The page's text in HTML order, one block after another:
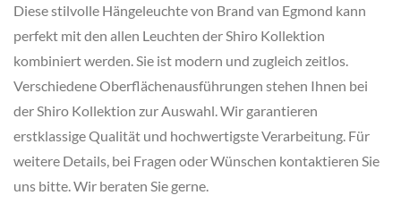
Diese stilvolle Hängeleuchte von Brand van Egmond kann
perfekt mit den allen Leuchten der Shiro Kollektion
kombiniert werden. Sie ist modern und zugleich zeitlos.
Verschiedene Oberflächenausführungen stehen Ihnen bei
der Shiro Kollektion zur Auswahl. Wir garantieren
erstklassige Qualität und hochwertigste Verarbeitung. Für
weitere Details, bei Fragen oder Wünschen kontaktieren Sie
uns bitte. Wir beraten Sie gerne.